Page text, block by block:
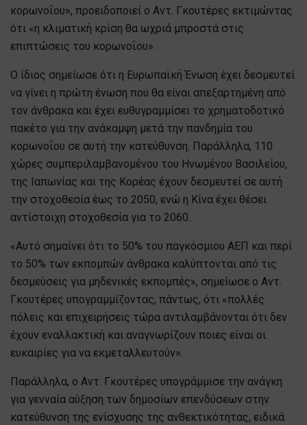
κορωνοΐου», προειδοποιεί ο Αντ. Γκουτέρες εκτιμώντας
ότι «η κλιματική κρίση θα ωχριά μπροστά στις
επιπτώσεις του κορωνοΐου».
Ο ίδιος σημείωσε ότι η Ευρωπαϊκή Ένωση έχει δεσμευτεί
να γίνει η πρώτη ένωση που θα είναι απεξαρτημένη από
τον άνθρακα και έχει ευθυγραμμίσει το χρηματοδοτικό
πακέτο για την ανάκαμψη μετά την πανδημία του
κορωνοΐου σε αυτή την κατεύθυνση. Παράλληλα, 110
χώρες συμπεριλαμβανομένου του Ηνωμένου Βασιλείου,
της Ιαπωνίας και της Κορέας έχουν δεσμευτεί σε αυτή
την στοχοθεσία έως το 2050, ενώ η Κίνα έχει θέσει
αντίστοιχη στοχοθεσία για το 2060.
«Αυτό σημαίνει ότι το 50% του παγκόσμιου ΑΕΠ και περί
το 50% των εκπομπών άνθρακα καλύπτονται από τις
δεσμεύσεις για μηδενικές εκπομπές», σημείωσε ο Αντ.
Γκουτέρες υπογραμμίζοντας, πάντως, ότι «πολλές
πόλεις και επιχειρήσεις τώρα αντιλαμβάνονται ότι δεν
έχουν εναλλακτική και αναγνωρίζουν ποιες είναι οι
ευκαιρίες για να εκμεταλλευτούν».
Παράλληλα, ο Αντ. Γκουτέρες υπογράμμισε την ανάγκη
για γενναία αύξηση των δημοσίων επενδύσεων στην
κατεύθυνση της ενίσχυσης της ανθεκτικότητας, ειδικά